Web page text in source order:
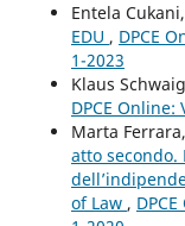
Entela Cukani,
EDU , DPCE
1-2023
Klaus
DPCE Online:
Marta Ferrara,
atto secondo.
of Law ,